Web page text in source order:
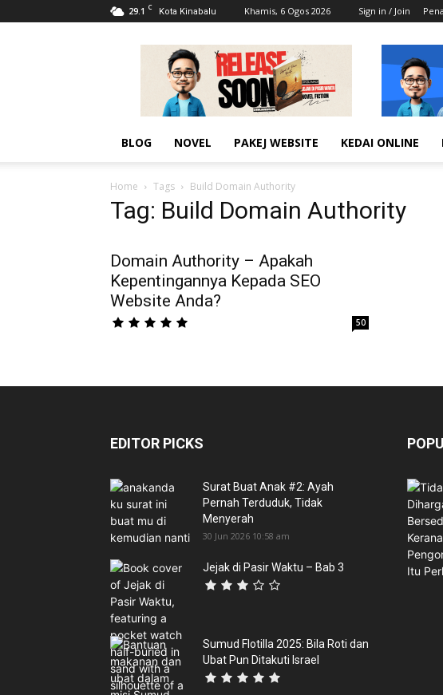
29.1 C Kota Kinabalu Khamis, 6 Ogos 2026 Sign in / Join
AhmadiKatu
BLOG NOVEL PAKEJ WEBSITE KEDAI ONLINE
Home Tags Build Domain Authority
Tag: Build Domain Authority
Domain Authority – Apakah
Kepentingannya Kepada SEO
Website Anda?
50
EDITOR PICKS
Surat Buat Anak #2: Ayah
Pernah Terduduk, Tidak
Menyerah
30 Jun 2026 10:58 am
Jejak di Pasir Waktu – Bab 3
Sumud Flotilla 2025: Bila Roti dan
Ubat Pun Ditakuti Israel